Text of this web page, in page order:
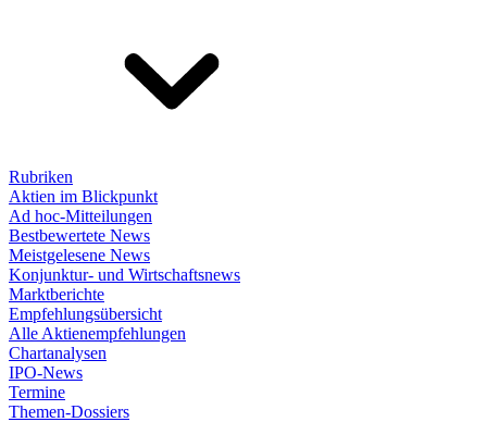
Rubriken
Aktien im Blickpunkt
Ad hoc-Mitteilungen
Bestbewertete News
Meistgelesene News
Konjunktur- und Wirtschaftsnews
Marktberichte
Empfehlungsübersicht
Alle Aktienempfehlungen
Chartanalysen
IPO-News
Termine
Themen-Dossiers